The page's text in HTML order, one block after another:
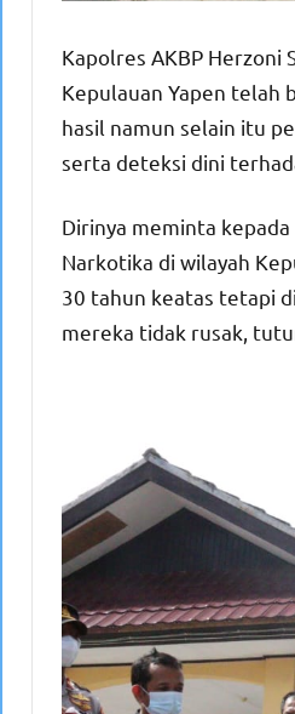
Kapolres AKBP Herzoni
Kepulauan Yapen telah
hasil namun selain itu
serta deteksi dini
Dirinya meminta
Narkotika di wilayah
30 tahun keatas tetapi
mereka tidak rusak,